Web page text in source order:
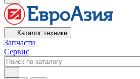
Каталог техники
Запчасти
Сервис